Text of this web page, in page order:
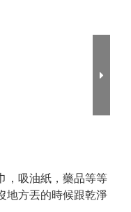
，吸油紙，藥品等等
地方丟的時候跟乾淨